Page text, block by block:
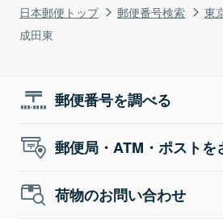
日本郵便トップ 郵便番号検索 東
成田東
郵便番号を調べる
郵便局・ATM・ポストを
荷物のお問い合わせ